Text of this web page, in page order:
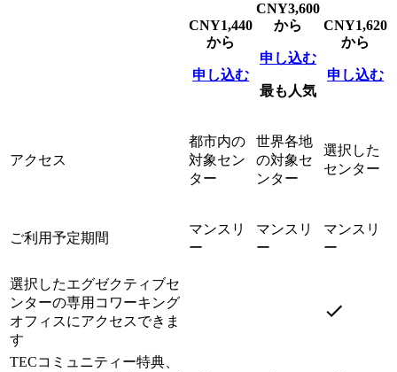
CNY1,440
から
申し込む
CNY3,600
から
申し込む
最も人気
CNY1,620
から
申し込む
アクセス
都市内の
対象セン
ター
世界各地
の対象セ
ンター
選択した
センター
ご利用予定期間
マンスリ
ー
マンスリ
ー
マンスリ
ー
選択したエグゼクティブセ
ンターの専用コワーキング
オフィスにアクセスできま
す
TECコミュニティー特典、